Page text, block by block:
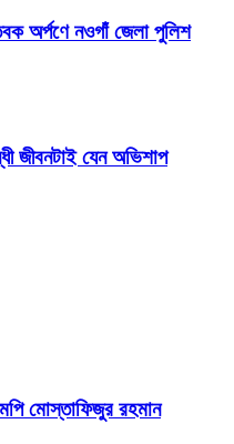
অর্পণে নওগাঁ জেলা পুলিশ
জীবনটাই যেন অভিশাপ
মোস্তাফিজুর রহমান